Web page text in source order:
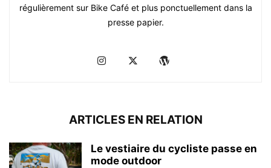
régulièrement sur Bike Café et plus ponctuellement dans la
presse papier.
ARTICLES EN RELATION
Le vestiaire du cycliste passe en
mode outdoor